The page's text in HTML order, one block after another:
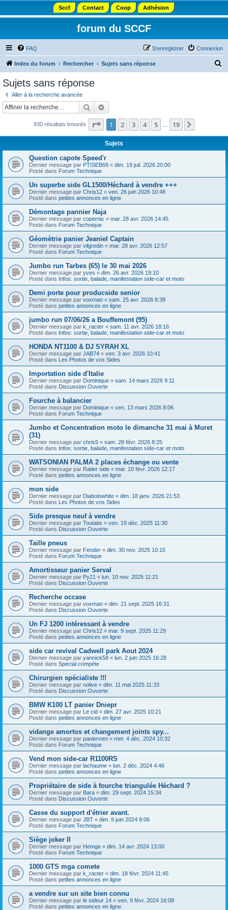
Sccf Contact Coop Adhésion
forum du SCCF
FAQ Connexion
S’enregistrer
Index du forum Rechercher Sujets sans réponse
c
Sujets sans réponse
Aller à la recherche avancée
Rechercher
930 résultats trouvés Page 1sur19
1 2 3 4 5 19
Sujets
Question capote Speed'r
Dernier message par PTISEB69 « dim. 19 juil. 2026 20:00
Posté dans Forum Technique
Un superbe side GL1500/Héchard à vendre +++
Dernier message par Chris12 « ven. 26 juin 2026 10:48
Posté dans petites annonces en ligne
Démontage pannier Naja
Dernier message par copernic « mar. 28 avr. 2026 14:45
Posté dans Forum Technique
Géomètrie panier Jeaniel Captain
Dernier message par vilgredin « mar. 28 avr. 2026 12:57
Posté dans Forum Technique
Jumbo run Tarbes (65) le 30 mai 2026
Dernier message par yves « dim. 26 avr. 2026 19:10
Posté dans Infos: sortie, balade, manifestation side-car et moto
Demi porte pour producside senior
Dernier message par voxman « sam. 25 avr. 2026 8:38
Posté dans petites annonces en ligne
jumbo run 07/06/26 a Bouffemont (95)
Dernier message par k_racter « sam. 11 avr. 2026 18:16
Posté dans Infos: sortie, balade, manifestation side-car et moto
HONDA NT1100 & DJ SYRAH XL
Dernier message par JAB74 « ven. 3 avr. 2026 10:41
Posté dans Les Photos de vos Sides
Importation side d'Italie
Dernier message par Dominique « sam. 14 mars 2026 9:11
Posté dans Discussion Ouverte
Fourche à balancier
Dernier message par Dominique « ven. 13 mars 2026 8:06
Posté dans Forum Technique
Jumbo et Concentration moto le dimanche 31 mai à Muret
(31)
Dernier message par chris5 « sam. 28 févr. 2026 8:25
Posté dans Infos: sortie, balade, manifestation side-car et moto
WATSONIAN PALMA 2 places échange ou vente
Dernier message par Ratier side « mar. 10 févr. 2026 12:17
Posté dans petites annonces en ligne
mon side
Dernier message par Diabolowhite « dim. 18 janv. 2026 21:53
Posté dans Les Photos de vos Sides
Side presque neuf à vendre
Dernier message par Toutatis « ven. 19 déc. 2025 11:30
Posté dans Discussion Ouverte
Taille pneus
Dernier message par Fender « dim. 30 nov. 2025 10:15
Posté dans Forum Technique
Amortisseur panier Serval
Dernier message par Py21 « lun. 10 nov. 2025 11:21
Posté dans Discussion Ouverte
Recherche occase
Dernier message par voxman « dim. 21 sept. 2025 16:31
Posté dans Discussion Ouverte
Un FJ 1200 intéressant à vendre
Dernier message par Chris12 « mar. 9 sept. 2025 11:29
Posté dans petites annonces en ligne
side car revival Cadwell park Aout 2024
Dernier message par yannick58 « lun. 2 juin 2025 16:28
Posté dans Special compéte
Chirurgien spécialiste !!!
Dernier message par nolive « dim. 11 mai 2025 11:33
Posté dans Discussion Ouverte
BMW K100 LT panier Dniepr
Dernier message par Le cid « dim. 27 avr. 2025 10:21
Posté dans petites annonces en ligne
vidange amortos et changement joints spy...
Dernier message par paniervert « mer. 4 déc. 2024 10:32
Posté dans Forum Technique
Vend mon side-car R1100RS
Dernier message par lachaume « lun. 2 déc. 2024 4:46
Posté dans petites annonces en ligne
Propriétaire de side à fourche triangulée Héchard ?
Dernier message par Bara « dim. 29 sept. 2024 15:34
Posté dans Discussion Ouverte
Casse du support d'étrier avant.
Dernier message par JBT « dim. 9 juin 2024 8:06
Posté dans Forum Technique
Siège joker II
Dernier message par Hemge « dim. 14 avr. 2024 13:00
Posté dans Forum Technique
1000 GTS mga comete
Dernier message par k_racter « dim. 18 févr. 2024 11:45
Posté dans petites annonces en ligne
a vendre sur un site bien connu
Dernier message par le sideur 14 « ven. 9 févr. 2024 16:08
Posté dans petites annonces en ligne